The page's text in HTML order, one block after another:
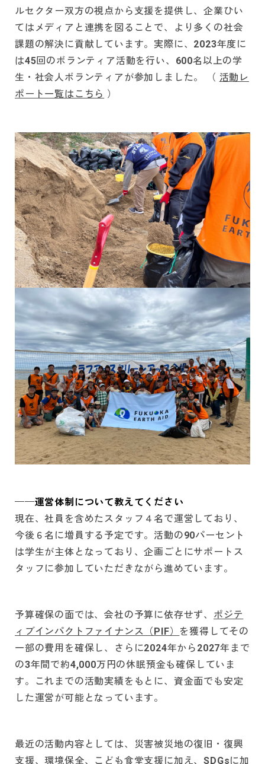
ルセクター双方の視点から支援を提供し、企業ひい
てはメディアと連携を図ることで、より多くの社会
課題の解決に貢献しています。実際に、2023年度に
は45回のボランティア活動を行い、600名以上の学
生・社会人ボランティアが参加しました。 （ 活動レ
ポート一覧はこちら ）
──運営体制について教えてください
現在、社員を含めたスタッフ４名で運営しており、
今後６名に増員する予定です。活動の90パーセント
は学生が主体となっており、企画ごとにサポートス
タッフに参加していただきながら進めています。
予算確保の面では、会社の予算に依存せず、 ポジテ
ィブインパクトファイナンス（PIF） を獲得してその
一部の費用を確保し、さらに2024年から2027年まで
の3年間で約4,000万円の休眠預金も確保していま
す。これまでの活動実績をもとに、資金面でも安定
した運営が可能となっています。
最近の活動内容としては、災害被災地の復旧・復興
支援、環境保全、こども食堂支援に加え、SDGsに加